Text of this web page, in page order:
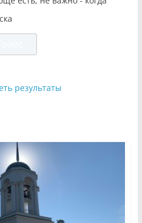
результаты